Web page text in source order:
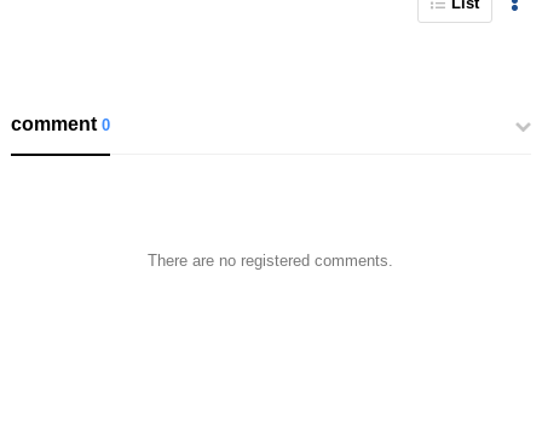
comment0
There are no registered comments.